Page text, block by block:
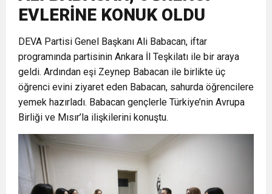
ve Onur Nişanesidir
6:19
CUMHURİYET BAYRAMI MESAJI
17:36 KURUMLAR VERGİSİ ERTELENDİ
1:00 İTSO İŞ-KUR SGK TOPLANTI
DUYURUSU
21:40 CEYLANDERE’DE BAŞKAN EMRAH
KARAÇAY’A SEVGİ SELİ
18:22 BAŞKAN SAMİ ÜSTÜN’DEN
EVLERİNE KONUK OLDU
DEVA Partisi Genel Başkanı Ali Babacan, iftar
programında partisinin Ankara İl Teşkilatı ile bir araya
geldi. Ardından eşi Zeynep Babacan ile birlikte üç
öğrenci evini ziyaret eden Babacan, sahurda öğrencilere
yemek hazırladı. Babacan gençlerle Türkiye’nin Avrupa
Birliği ve Mısır’la ilişkilerini konuştu.